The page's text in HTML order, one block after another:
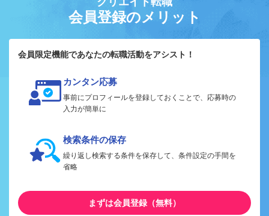
会員登録のメリット
会員限定機能であなたの転職活動をアシスト！
カンタン応募
事前にプロフィールを登録しておくことで、応募時の
入力が簡単に
検索条件の保存
繰り返し検索する条件を保存して、条件設定の手間を
省略
まずは会員登録（無料）